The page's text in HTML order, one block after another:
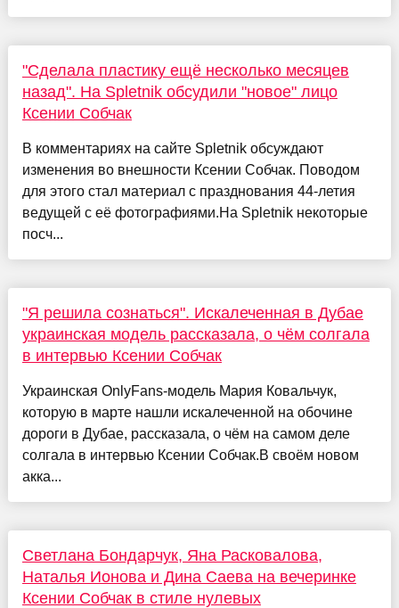
"Сделала пластику ещё несколько месяцев
назад". На Spletnik обсудили "новое" лицо
Ксении Собчак
В комментариях на сайте Spletnik обсуждают
изменения во внешности Ксении Собчак. Поводом
для этого стал материал с празднования 44-летия
ведущей с её фотографиями.На Spletnik некоторые
посч...
"Я решила сознаться". Искалеченная в Дубае
украинская модель рассказала, о чём солгала
в интервью Ксении Собчак
Украинская OnlyFans-модель Мария Ковальчук,
которую в марте нашли искалеченной на обочине
дороги в Дубае, рассказала, о чём на самом деле
солгала в интервью Ксении Собчак.В своём новом
акка...
Светлана Бондарчук, Яна Расковалова,
Наталья Ионова и Дина Саева на вечеринке
Ксении Собчак в стиле нулевых